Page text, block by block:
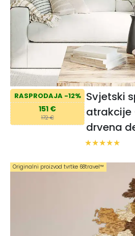
RASPRODAJA -12%
151 €
172 €
Svjetski
atrakcije
drvena
Originalni proizvod tvrtke 68travel™️